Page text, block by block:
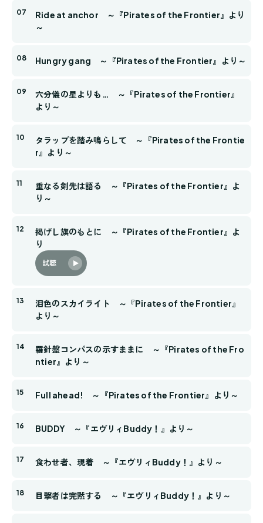
Ride at anchor ～『Pirates of the Frontier』より
～
Hungry gang ～『Pirates of the Frontier』より～
六分儀の星よりも… ～『Pirates of the Frontier』
より～
タラップを踏み鳴らして ～『Pirates of the Frontie
r』より～
重なる剣先は語る ～『Pirates of the Frontier』よ
り～
掲げし旗のもとに ～『Pirates of the Frontier』よ
り
試聴
泪色のスカイライト ～『Pirates of the Frontier』
より～
羅針盤コンパスの示すままに ～『Pirates of the Fro
ntier』より～
Full ahead! ～『Pirates of the Frontier』より～
BUDDY ～『エヴリィBuddy！』より～
食わせ者、現着 ～『エヴリィBuddy！』より～
目撃者は完黙する ～『エヴリィBuddy！』より～